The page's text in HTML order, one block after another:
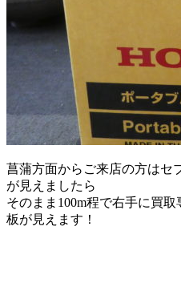
菖蒲方面からご来店の方はセ
が見えましたら
そのまま100m程で右手に買
板が見えます！